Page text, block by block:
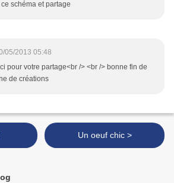
schéma et partage
05/2013 05:48
pour votre partage<br /> <br /> bonne fin de
de créations
Un oeuf chic >